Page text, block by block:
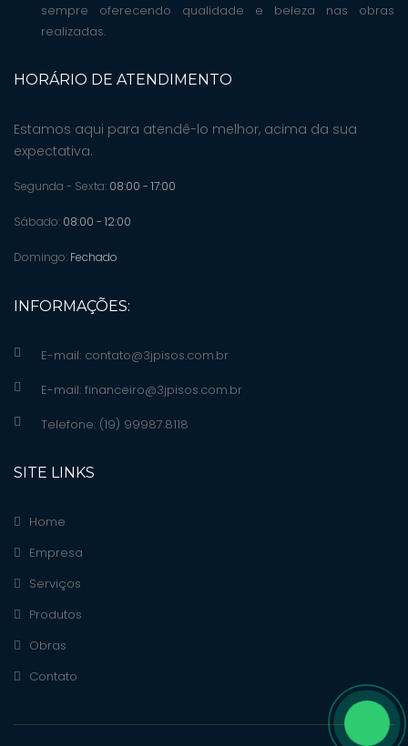
sempre oferecendo qualidade e beleza nas obras
realizadas.
HORÁRIO DE ATENDIMENTO
Estamos aqui para atendê-lo melhor, acima da sua
expectativa.
Segunda - Sexta: 08:00 - 17:00
Sábado: 08:00 - 12:00
Domingo: Fechado
INFORMAÇÕES:
E-mail: contato@3jpisos.com.br
E-mail: financeiro@3jpisos.com.br
Telefone: (19) 99987.8118
SITE LINKS
Home
Empresa
Serviços
Produtos
Obras
Contato